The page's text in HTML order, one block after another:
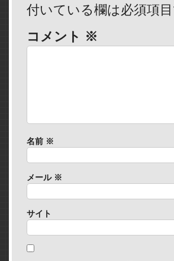
付いている欄は必須項
コメント ※
名前 ※
メール ※
サイト